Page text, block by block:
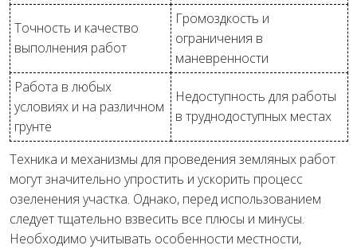
Точность и качество
выполнения работ
Громоздкость и
ограничения в
маневренности
Работа в любых
условиях и на различном
грунте
Недоступность для работы
в труднодоступных местах
Техника и механизмы для проведения земляных работ
могут значительно упростить и ускорить процесс
озеленения участка. Однако, перед использованием
следует тщательно взвесить все плюсы и минусы.
Необходимо учитывать особенности местности,